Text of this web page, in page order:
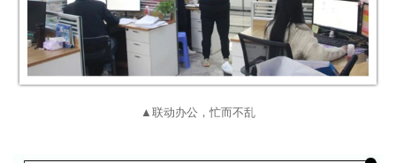
▲联动办公，忙而不乱